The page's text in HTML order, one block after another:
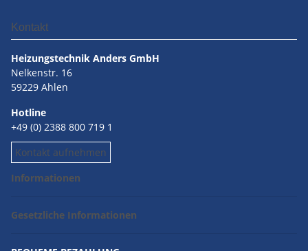
Kontakt
Heizungstechnik Anders GmbH
Nelkenstr. 16
59229 Ahlen
Hotline
+49 (0) 2388 800 719 1
Kontakt aufnehmen
Informationen
Gesetzliche Informationen